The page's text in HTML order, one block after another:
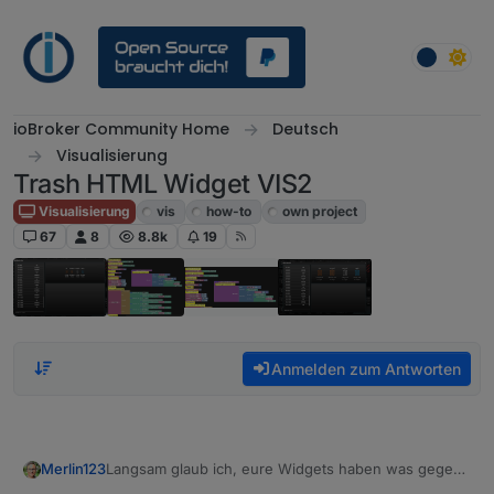
ioBroker Community Home
Deutsch
Visualisierung
Trash HTML Widget VIS2
Visualisierung vis how-to
own project
67
8 8.8k 19
Anmelden zum Antworten
Merlin123Langsam glaub ich, eure Widgets haben was gegen